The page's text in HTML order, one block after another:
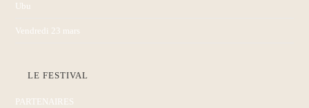
Ubu
Vendredi 23 mars
LE FESTIVAL
PARTENAIRES